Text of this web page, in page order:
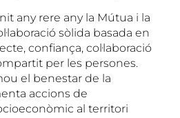
any rere any la Mútua i la
sòlida basada en
confiança, col·laboració
per les persones.
el benestar de la
accions de
al territori